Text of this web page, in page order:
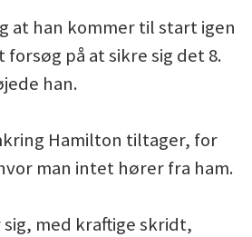
at han kommer til start igen
forsøg på at sikre sig det 8.
han.
Hamilton tiltager, for
man intet hører fra ham.
med kraftige skridt,